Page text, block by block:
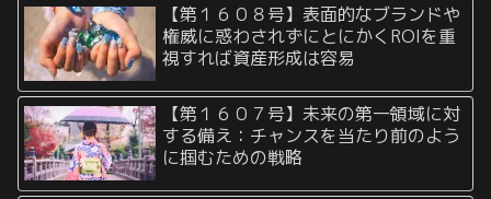
【第１６０８号】表面的なブランドや
権威に惑わされずにとにかくROIを重
視すれば資産形成は容易
【第１６０７号】未来の第一領域に対
する備え：チャンスを当たり前のよう
に掴むための戦略